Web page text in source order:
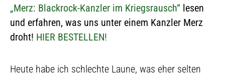
„Merz: Blackrock-Kanzler im Kriegsrausch“ lesen
und erfahren, was uns unter einem Kanzler Merz
droht! HIER BESTELLEN!
Heute habe ich schlechte Laune, was eher selten